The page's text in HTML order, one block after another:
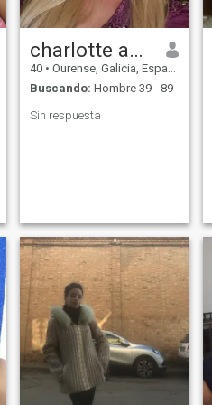
charlotte antonella
40 • Ourense, Galicia, España
Buscando: Hombre 39 - 89
Sin respuesta